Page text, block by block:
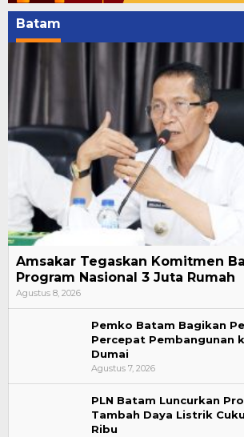
Batam
Amsakar Tegaskan Komitmen
Program Nasional 3 Juta Rumah
Agustus 8, 2026
Pemko Batam Bagikan
Percepat Pembangunan
Dumai
Agustus 7, 2026
PLN Batam Luncurkan
Tambah Daya Listrik
Ribu